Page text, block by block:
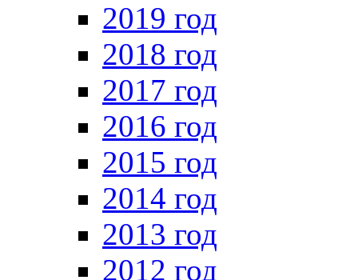
2019 год
2018 год
2017 год
2016 год
2015 год
2014 год
2013 год
2012 год